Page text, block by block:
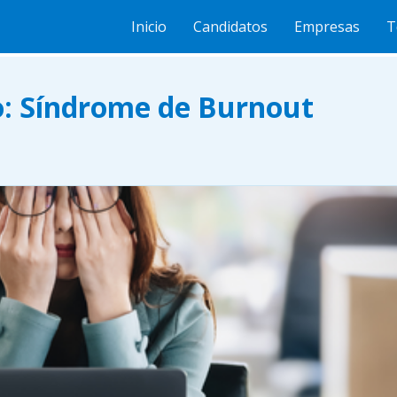
Inicio Candidatos Empresas
Síndrome de Burnout